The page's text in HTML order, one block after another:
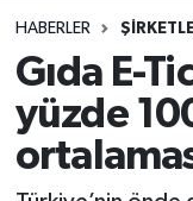
HABERLER
Gıda E-
yüzde
Tüm
Son Dakika